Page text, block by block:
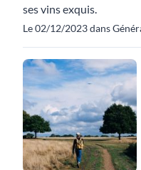
ses vins exquis.
Le 02/12/2023 dans